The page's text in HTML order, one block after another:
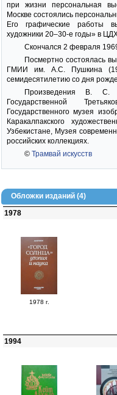
при жизни персональная
Москве состоялись
Его графические работы
художники 20–30-е годы» в
Скончался 2 февраля
Посмертно состоялась
ГМИИ им. А.С. Пушкина
семидесятилетию со дня
Произведения В. С.
Государственной
Государственного музея
Каракалпакского
Узбекистане, Музея
российских коллекциях.
© Трамвай искусств
Обложки изданий (4)
1978
1978 г.
1994